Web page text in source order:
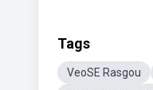
Tags
VeoSE Rasgou